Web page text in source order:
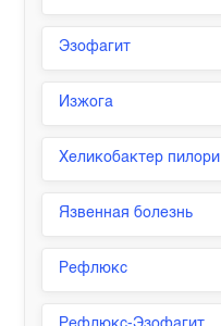
Эзофагит
Изжога
Хеликобактер пилори
Язвенная болезнь
Рефлюкс